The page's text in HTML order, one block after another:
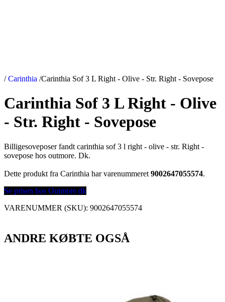
/ Carinthia /Carinthia Sof 3 L Right - Olive - Str. Right - Sovepose
Carinthia Sof 3 L Right - Olive
- Str. Right - Sovepose
Billigesoveposer fandt carinthia sof 3 l right - olive - str. Right -
sovepose hos outmore. Dk.
Dette produkt fra Carinthia har varenummeret 9002647055574.
Se prisen hos Outmore.dk
VARENUMMER (SKU): 9002647055574
ANDRE KØBTE OGSÅ